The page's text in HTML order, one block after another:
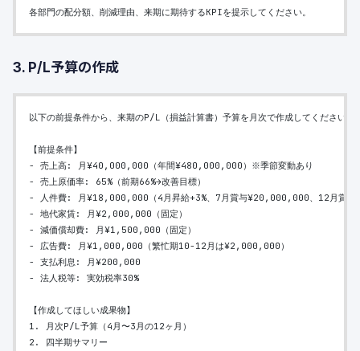
各部門の配分額、削減理由、来期に期待するKPIを提示してください。
3. P/L予算の作成
以下の前提条件から、来期のP/L（損益計算書）予算を月次で作成してください。
【前提条件】
- 売上高: 月¥40,000,000（年間¥480,000,000）※季節変動あり
- 売上原価率: 65%（前期66%→改善目標）
- 人件費: 月¥18,000,000（4月昇給+3%、7月賞与¥20,000,000、12月賞
- 地代家賃: 月¥2,000,000（固定）
- 減価償却費: 月¥1,500,000（固定）
- 広告費: 月¥1,000,000（繁忙期10-12月は¥2,000,000）
- 支払利息: 月¥200,000
- 法人税等: 実効税率30%
【作成してほしい成果物】
1. 月次P/L予算（4月〜3月の12ヶ月）
2. 四半期サマリー